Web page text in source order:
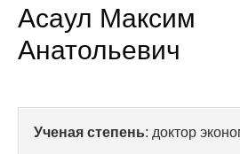
О нас
Асаул Максим
Анатольевич
Ученая степень: доктор